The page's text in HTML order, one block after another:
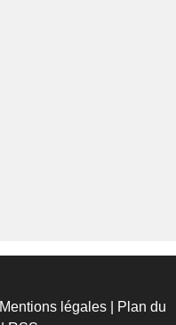
Mentions légales
Plan du